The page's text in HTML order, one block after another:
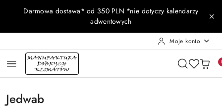
Przejdź do treści głównej
Przejdź do wyszukiwarki
Przejdź do moje konto
Przejdź do menu głównego
Przejdź do stopki
Darmowa dostawa* od 350 PLN *nie dotyczy kalendarzy
adwentowych
Moje konto
Jedwab